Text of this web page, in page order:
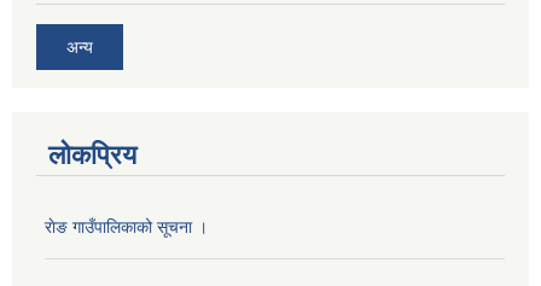
अन्य
लोकप्रिय
राेङ गाउँपालिकाको सूचना ।